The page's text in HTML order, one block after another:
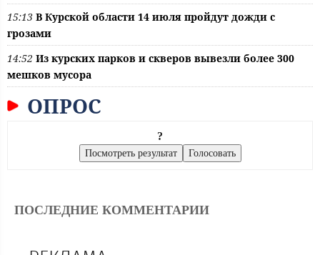
15:13 В Курской области 14 июля пройдут дожди с
грозами
14:52 Из курских парков и скверов вывезли более 300
мешков мусора
ОПРОС
?
ПОСЛЕДНИЕ КОММЕНТАРИИ